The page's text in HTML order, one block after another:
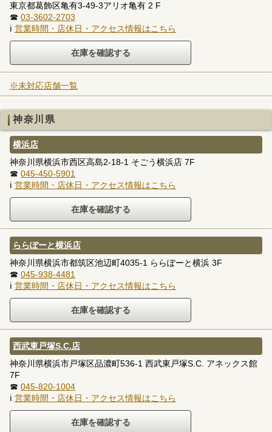
東京都葛飾区亀有3-49-3アリオ亀有 2 F
☎ 03-3602-2703
ℹ 営業時間・店休日・アクセス情報はこちら
※未対応店舗一覧
神奈川県
横浜店
神奈川県横浜市西区高島2-18-1 そごう横浜店 7F
☎ 045-450-5901
ℹ 営業時間・店休日・アクセス情報はこちら
ららぽーと横浜店
神奈川県横浜市都筑区池辺町4035-1 ららぽーと横浜 3F
☎ 045-938-4481
ℹ 営業時間・店休日・アクセス情報はこちら
西武東戸塚S.C.店
神奈川県横浜市戸塚区品濃町536-1 西武東戸塚S.C. アネックス館
7F
☎ 045-820-1004
ℹ 営業時間・店休日・アクセス情報はこちら